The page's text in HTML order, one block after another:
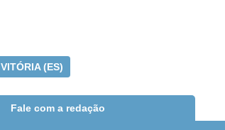
VITÓRIA (ES)
Fale com a redação